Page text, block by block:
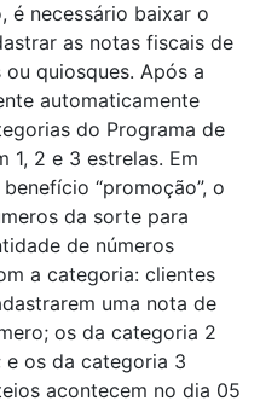
é necessário baixar o
as notas fiscais de
quiosques. Após a
automaticamente
do Programa de
1, 2 e 3 estrelas. Em
“promoção”, o
da sorte para
de números
a categoria: clientes
uma nota de
os da categoria 2
e os da categoria 3
acontecem no dia 05